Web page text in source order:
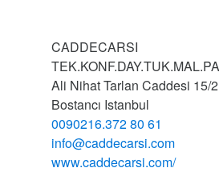
CADDECARSI
Ali Nihat Tarlan Caddesi 15/2
Bostancı Istanbul
0090216.372 80 61
info@caddecarsi.com
www.caddecarsi.com/